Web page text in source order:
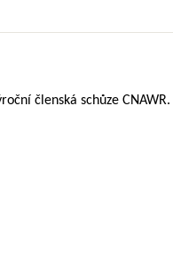
členská schůze CNAWR.